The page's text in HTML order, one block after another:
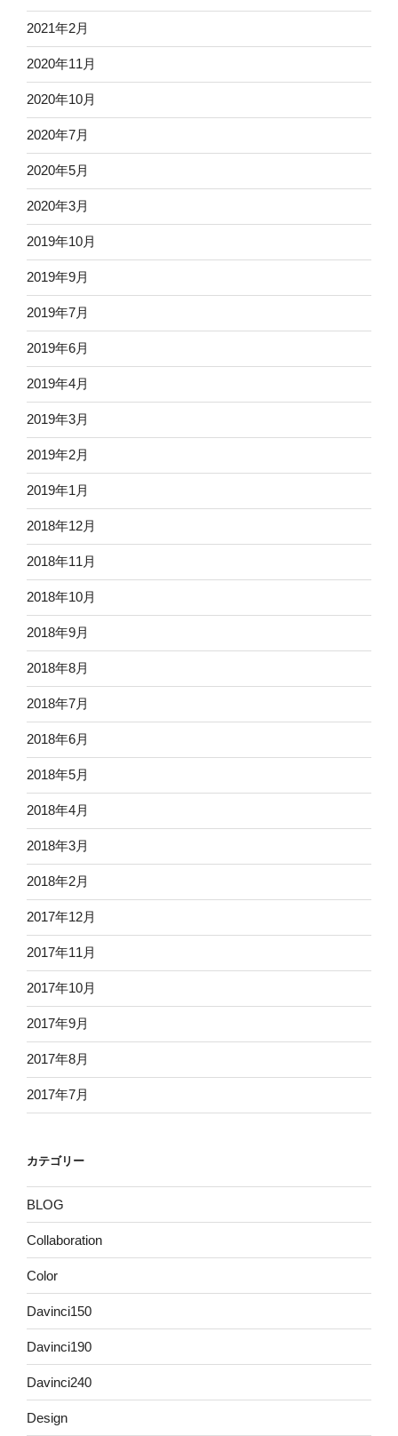
2021年2月
2020年11月
2020年10月
2020年7月
2020年5月
2020年3月
2019年10月
2019年9月
2019年7月
2019年6月
2019年4月
2019年3月
2019年2月
2019年1月
2018年12月
2018年11月
2018年10月
2018年9月
2018年8月
2018年7月
2018年6月
2018年5月
2018年4月
2018年3月
2018年2月
2017年12月
2017年11月
2017年10月
2017年9月
2017年8月
2017年7月
カテゴリー
BLOG
Collaboration
Color
Davinci150
Davinci190
Davinci240
Design